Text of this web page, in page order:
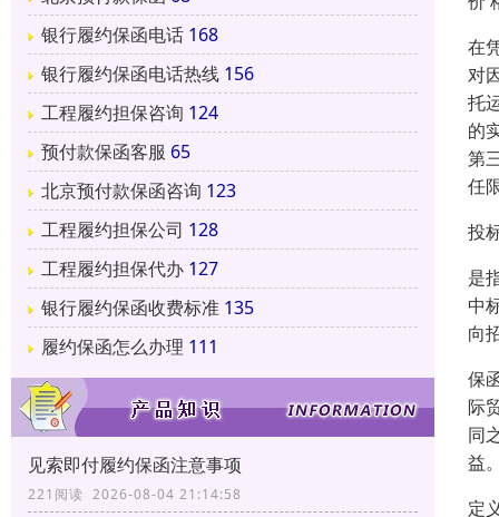
银行履约保函电话 168
银行履约保函电话热线 156
工程履约担保咨询 124
预付款保函客服 65
北京预付款保函咨询 123
工程履约担保公司 128
工程履约担保代办 127
银行履约保函收费标准 135
履约保函怎么办理 111
见索即付履约保函注意事项
221阅读 2026-08-04 21:14:58
在
对
托
的
第
任
投
是
中
向
保
际
同
益
定